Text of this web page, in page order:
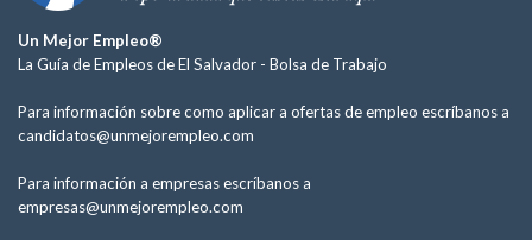
Un Mejor Empleo®
La Guía de Empleos de El Salvador - Bolsa de Trabajo
Para información sobre como aplicar a ofertas de empleo escríbanos a
candidatos@unmejorempleo.com
Para información a empresas escríbanos a
empresas@unmejorempleo.com